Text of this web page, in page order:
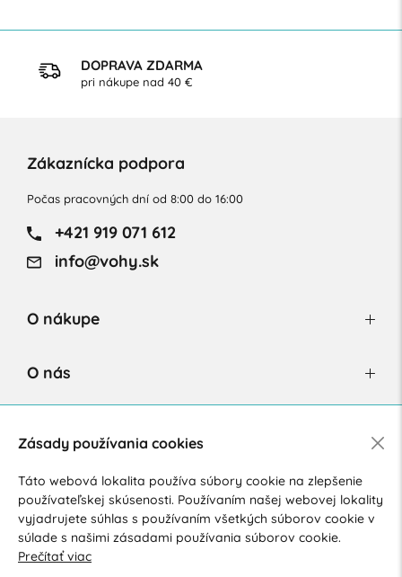
DOPRAVA ZDARMA
pri nákupe nad 40 €
Zákaznícka podpora
Počas pracovných dní od 8:00 do 16:00
+421 919 071 612
info@vohy.sk
O nákupe
O nás
Súhlasím so spracovaním osobných údajov pre marketingové
účely.Zásady ochrany osobných údajov.
Zásady používania cookies
Táto webová lokalita používa súbory cookie na zlepšenie
používateľskej skúsenosti. Používaním našej webovej lokality
vyjadrujete súhlas s používaním všetkých súborov cookie v
súlade s našimi zásadami používania súborov cookie.
Prečítať viac